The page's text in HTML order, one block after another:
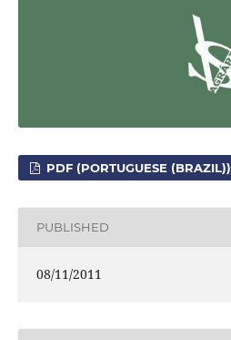
PDF (PORTUGUESE (BRAZIL))
PUBLISHED
08/11/2011